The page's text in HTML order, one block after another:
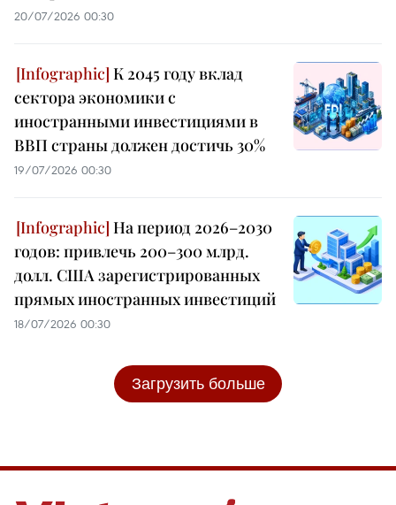
20/07/2026 00:30
К 2045 году вклад
сектора экономики с
иностранными инвестициями в
ВВП страны должен достичь 30%
19/07/2026 00:30
На период 2026–2030
годов: привлечь 200–300 млрд.
долл. США зарегистрированных
прямых иностранных инвестиций
18/07/2026 00:30
Загрузить больше